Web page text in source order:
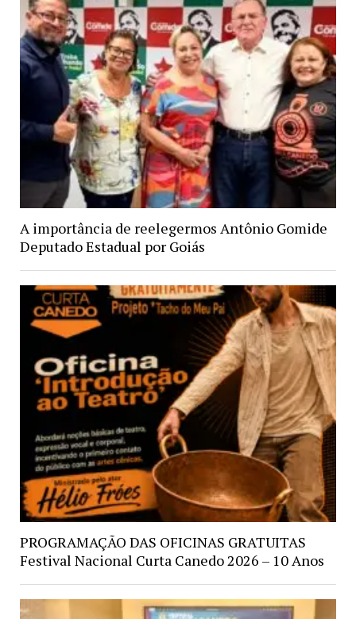
A importância de reelegermos Antônio Gomide
Deputado Estadual por Goiás
PROGRAMAÇÃO DAS OFICINAS GRATUITAS
Festival Nacional Curta Canedo 2026 – 10 Anos